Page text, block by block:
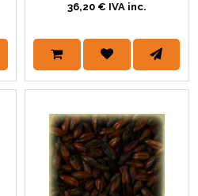
36,20 € IVA inc.